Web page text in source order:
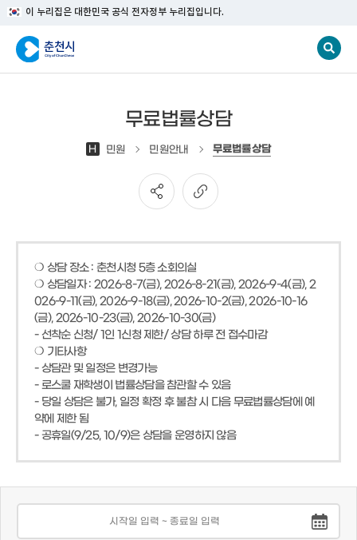
이 누리집은 대한민국 공식 전자정부 누리집입니다.
무료법률상담
H 민원 민원안내 무료법률상담
❍ 상담 장소 : 춘천시청 5층 소회의실
❍ 상담일자 : 2026-8-7(금), 2026-8-21(금), 2026-9-4(금), 2
026-9-11(금), 2026-9-18(금), 2026-10-2(금), 2026-10-16
(금), 2026-10-23(금), 2026-10-30(금)
- 선착순 신청/ 1인 1신청 제한/ 상담 하루 전 접수마감
❍ 기타사항
- 상담관 및 일정은 변경가능
- 로스쿨 재학생이 법률상담을 참관할 수 있음
- 당일 상담은 불가, 일정 확정 후 불참 시 다음 무료법률상담에 예
약에 제한 됨
- 공휴일(9/25, 10/9)은 상담을 운영하지 않음